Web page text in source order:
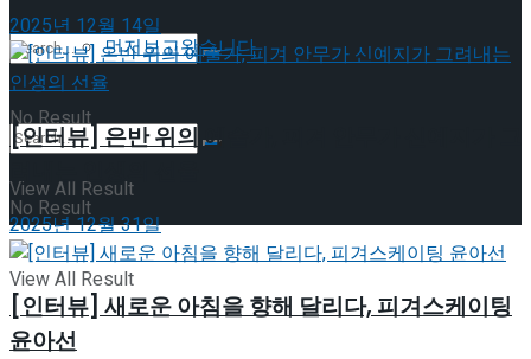
No Result
View All Result
먼저보고왔습니다
No Result
View All Result
2025년 12월 14일
[인터뷰] 은반 위의 예술가, 피겨 안무가 신예지가 그
2025년 12월 31일
[인터뷰] 새로운 아침을 향해 달리다, 피겨스케이팅
윤아선